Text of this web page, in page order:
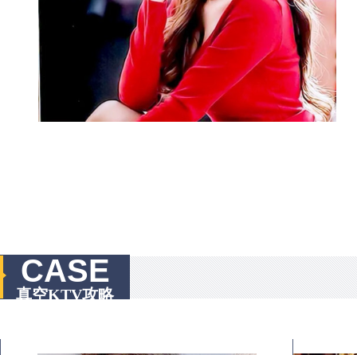
CASE
真空KTV攻略